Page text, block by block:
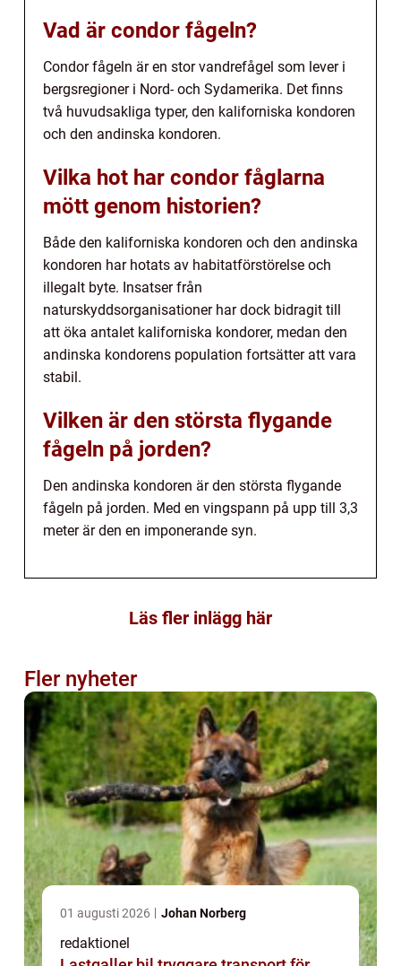
Vad är condor fågeln?
Condor fågeln är en stor vandrefågel som lever i
bergsregioner i Nord- och Sydamerika. Det finns
två huvudsakliga typer, den kaliforniska kondoren
och den andinska kondoren.
Vilka hot har condor fåglarna
mött genom historien?
Både den kaliforniska kondoren och den andinska
kondoren har hotats av habitatförstörelse och
illegalt byte. Insatser från
naturskyddsorganisationer har dock bidragit till
att öka antalet kaliforniska kondorer, medan den
andinska kondorens population fortsätter att vara
stabil.
Vilken är den största flygande
fågeln på jorden?
Den andinska kondoren är den största flygande
fågeln på jorden. Med en vingspann på upp till 3,3
meter är den en imponerande syn.
Läs fler inlägg här
Fler nyheter
01 augusti 2026 Johan Norberg
redaktionel